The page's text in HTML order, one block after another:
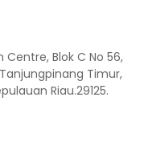
Centre, Blok C No 56,
Timur,
Riau.29125.